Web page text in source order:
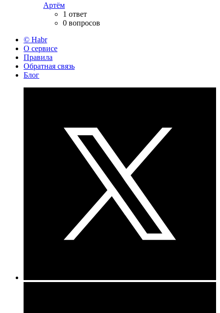
Артём
1 ответ
0 вопросов
© Habr
О сервисе
Правила
Обратная связь
Блог